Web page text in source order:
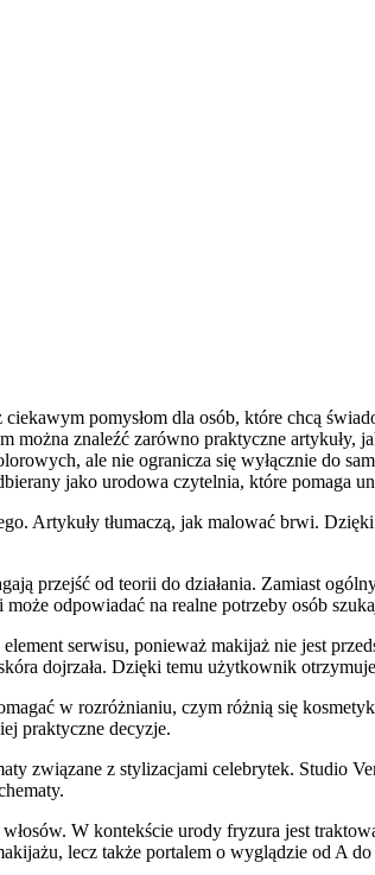
pomysłom dla osób, które chcą
można znaleźć zarówno praktyczne
ale nie ogranicza się wyłącznie do
jako urodowa czytelnia, które pomaga
Artykuły tłumaczą, jak malować brwi.
przejść od teorii do działania. Zamiast
odpowiadać na realne potrzeby osób
serwisu, ponieważ makijaż nie jest
dojrzała. Dzięki temu użytkownik
w rozróżnianiu, czym różnią się
praktyczne decyzje.
związane z stylizacjami celebrytek. Studio
W kontekście urody fryzura jest
lecz także portalem o wyglądzie od A do